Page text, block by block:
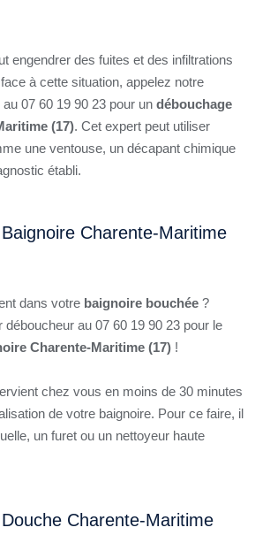
engendrer des fuites et des infiltrations
à cette situation, appelez notre
07 60 19 90 23 pour un débouchage
(17). Cet expert peut utiliser
une ventouse, un décapant chimique
établi.
Charente-Maritime
dans votre baignoire bouchée ?
au 07 60 19 90 23 pour le
Charente-Maritime (17) !
chez vous en moins de 30 minutes
de votre baignoire. Pour ce faire, il
un furet ou un nettoyeur haute
Charente-Maritime